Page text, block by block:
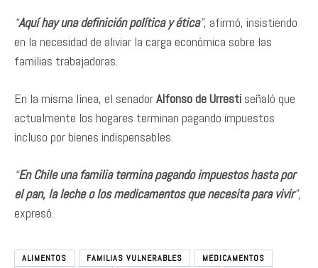
“Aquí hay una definición política y ética”, afirmó, insistiendo
en la necesidad de aliviar la carga económica sobre las
familias trabajadoras.
En la misma línea, el senadorAlfonso de Urresti señaló que
actualmente los hogares terminan pagando impuestos
incluso por bienes indispensables.
“En Chile una familia termina pagando impuestos hasta por
el pan, la leche o los medicamentos que necesita para vivir”,
expresó.
ALIMENTOS FAMILIAS VULNERABLES
MEDICAMENTOS